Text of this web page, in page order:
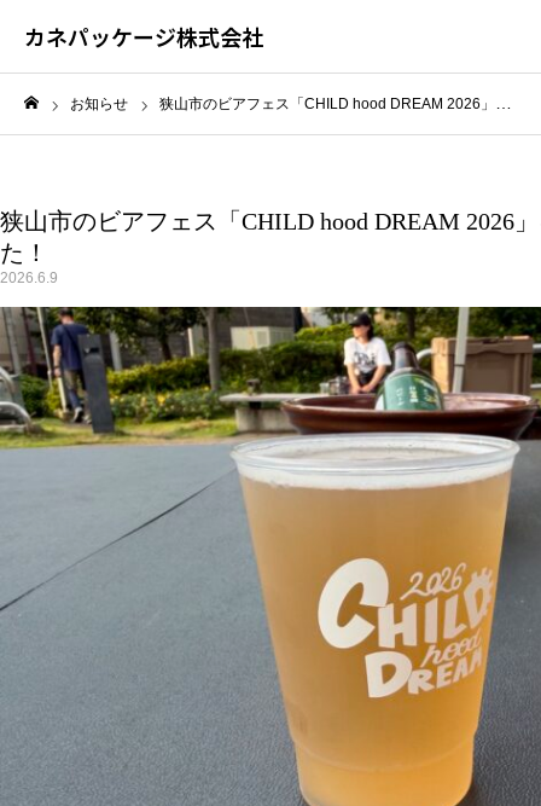
カネパッケージ株式会社
お知らせ 狭山市のビアフェス「CHILD hood DREAM 2026」に段ボールテーブルを提供しました！
狭山市のビアフェス「CHILD hood DREAM 2026
た！
2026.6.9